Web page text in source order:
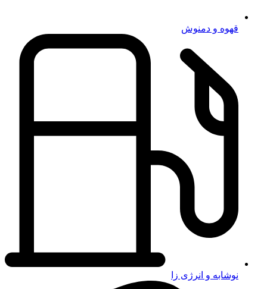
قهوه و دمنوش
نوشابه و انرژی زا